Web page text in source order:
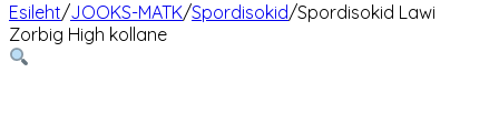
Esileht/JOOKS-MATK/Spordisokid/Spordisokid Lawi
Zorbig High kollane